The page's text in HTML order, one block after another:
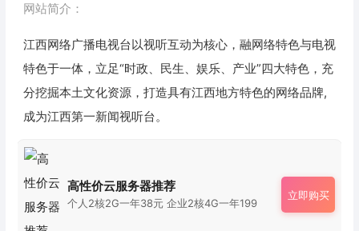
网站简介：
江西网络广播电视台以视听互动为核心，融网络特色与电视
特色于一体，立足“时政、民生、娱乐、产业”四大特色，充
分挖掘本土文化资源，打造具有江西地方特色的网络品牌,
成为江西第一新闻视听台。
高性价云服务器推荐
个人2核2G一年38元 企业2核4G一年199
立即购买